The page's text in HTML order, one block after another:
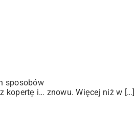
sposobów
kopertę i… znowu. Więcej niż w […]